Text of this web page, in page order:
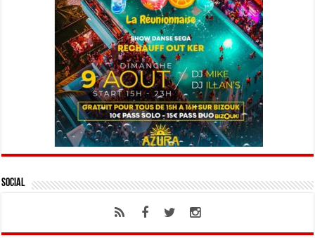
Social